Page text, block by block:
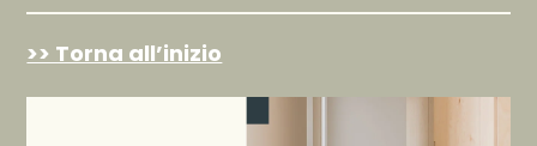
>> Torna all’inizio